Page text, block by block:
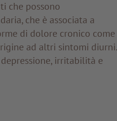
che possono
che è associata a
di dolore cronico come
ad altri sintomi diurni.
irritabilità e